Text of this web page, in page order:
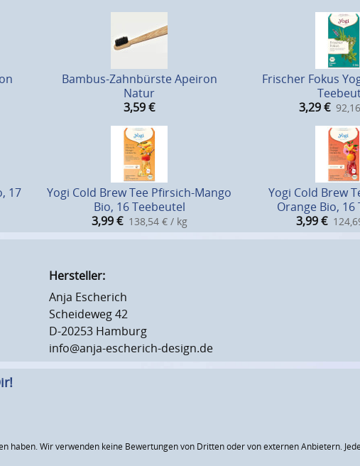
Bambus-Zahnbürste Apeiron
Natur
3,59€
Frischer Fokus
3,29 €
17
Yogi Cold Brew Tee Pfirsich-Mango
Bio, 16 Teebeutel
3,99 € 138,54 € / kg
Yogi Cold Brew
Orange Bio, 16
3,99 €
Hersteller:
Anja Escherich
Scheideweg 42
D-20253 Hamburg
info@anja-escherich-design.de
Wir verwenden keine Bewertungen von Dritten oder von externen Anbietern.